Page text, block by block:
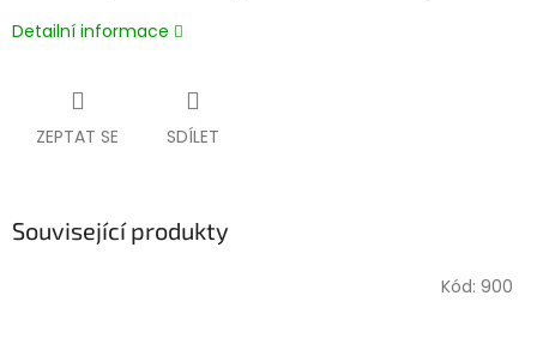
Detailní informace
ZEPTAT SE SDÍLET
Související produkty
Kód: 900